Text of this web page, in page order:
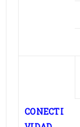
CONECTI